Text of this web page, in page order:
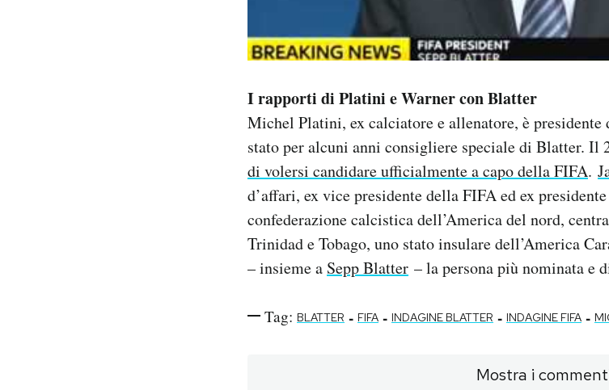
I rapporti di Platini e Warner con Blatter
Michel Platini, ex calciatore e allenatore, è presidente
stato per alcuni anni consigliere speciale di Blatter. Il
di volersi candidare ufficialmente a capo della FIFA.
d’affari, ex vice presidente della FIFA ed ex
confederazione calcistica dell’America del nord,
Trinidad e Tobago, uno stato insulare dell’America
– insieme a Sepp Blatter – la persona più nominata e
Tag: BLATTER - FIFA - INDAGINE BLATTER - INDAGINE FIFA -
Mostra i